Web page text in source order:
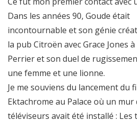
Dans les années 90, Goude était
incontournable et son génie
la pub Citroën avec Grace Jones
Perrier et son duel de
une femme et une lionne.
Je me souviens du lancement du
Ektachrome au Palace où un mur
téléviseurs avait été installé : Les